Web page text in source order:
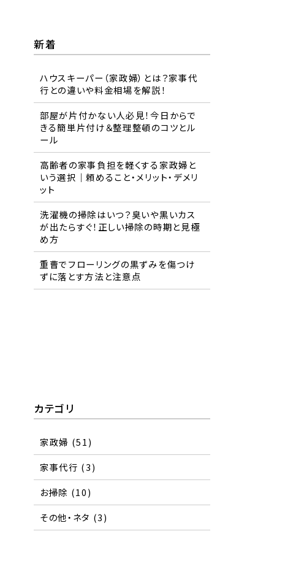
新着
ハウスキーパー（家政婦）とは？家事代
行との違いや料金相場を解説！
部屋が片付かない人必見！今日からで
きる簡単片付け＆整理整頓のコツとル
ール
高齢者の家事負担を軽くする家政婦と
いう選択｜頼めること・メリット・デメリ
ット
洗濯機の掃除はいつ？臭いや黒いカス
が出たらすぐ！正しい掃除の時期と見極
め方
重曹でフローリングの黒ずみを傷つけ
ずに落とす方法と注意点
カテゴリ
家政婦 (51)
家事代行 (3)
お掃除 (10)
その他・ネタ (3)